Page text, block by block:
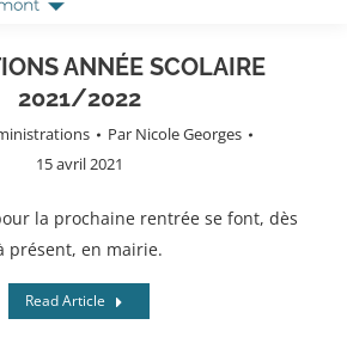
ANNÉE SCOLAIRE
2021/2022
Par Nicole Georges
15 avril 2021
la prochaine rentrée se font, dès
présent, en mairie.
Read Article